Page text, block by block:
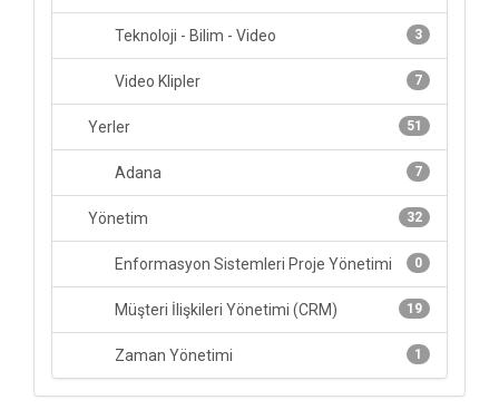
3
Teknoloji - Bilim - Video
7
Video Klipler
51
Yerler
7
Adana
32
Yönetim
0
Enformasyon Sistemleri Proje Yönetimi
19
Müşteri İlişkileri Yönetimi (CRM)
1
Zaman Yönetimi